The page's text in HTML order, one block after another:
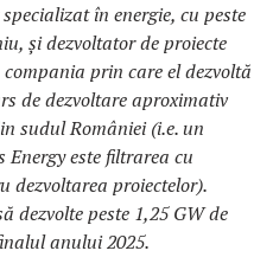
în energie, cu peste
și dezvoltator de proiecte
prin care el dezvoltă
de dezvoltare aproximativ
sudul României (i.e. un
Energy este filtrarea cu
dezvoltarea proiectelor).
dezvolte peste 1,25 GW de
anului 2025.